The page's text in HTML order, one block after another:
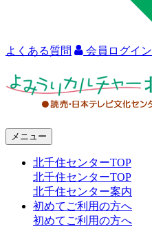
よくある質問 会員ログイン
メニュー
北千住センターTOP
北千住センターTOP
北千住センター案内
初めてご利用の方へ
初めてご利用の方へ